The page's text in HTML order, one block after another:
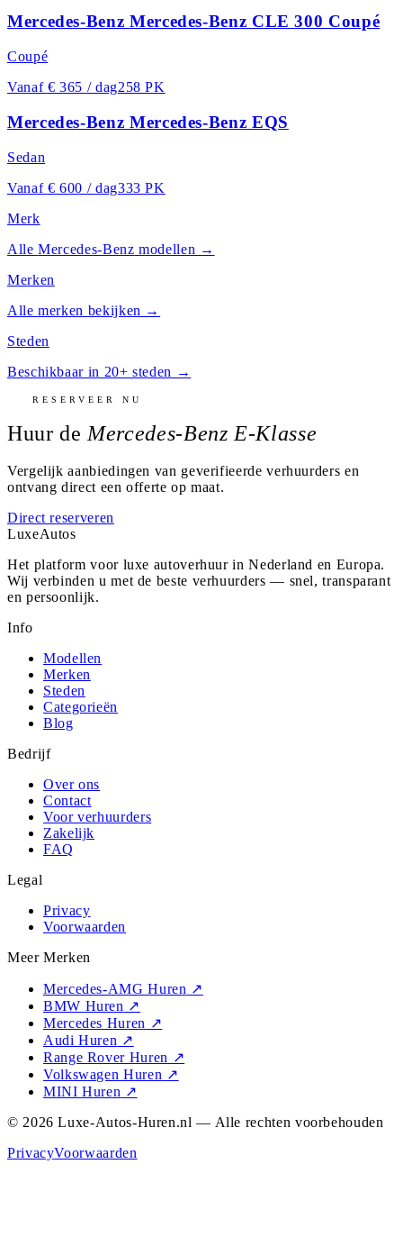
Mercedes-Benz Mercedes-Benz CLE 300 Coupé
Coupé
Vanaf € 365 / dag258 PK
Mercedes-Benz Mercedes-Benz EQS
Sedan
Vanaf € 600 / dag333 PK
Merk
AlleMercedes-Benz modellen →
Merken
Alle merken bekijken →
Steden
Beschikbaar in 20+ steden →
RESERVEER NU
Huur deMercedes-Benz E-Klasse
Vergelijk aanbiedingen van geverifieerde verhuurders en
ontvang direct een offerte op maat.
Direct reserveren
LuxeAutos
Het platform voor luxe autoverhuur in Nederland en Europa.
Wij verbinden u met de beste verhuurders — snel, transparant
en persoonlijk.
Info
Modellen
Merken
Steden
Categorieën
Blog
Bedrijf
Over ons
Contact
Voor verhuurders
Zakelijk
FAQ
Legal
Privacy
Voorwaarden
Meer Merken
Mercedes-AMG Huren ↗
BMW Huren ↗
Mercedes Huren ↗
Audi Huren ↗
Range Rover Huren ↗
Volkswagen Huren ↗
MINI Huren ↗
© 2026 Luxe-Autos-Huren.nl — Alle rechten voorbehouden
PrivacyVoorwaarden